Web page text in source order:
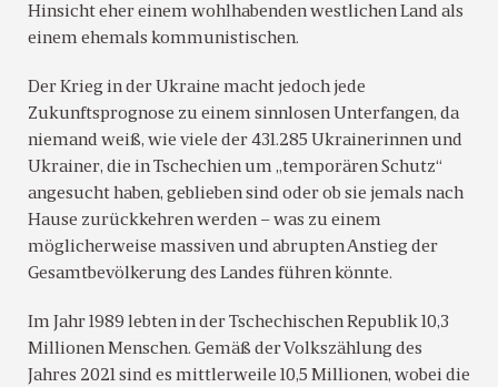
Hinsicht eher einem wohlhabenden westlichen Land als
einem ehemals kommunistischen.
Der Krieg in der Ukraine macht jedoch jede
Zukunftsprognose zu einem sinnlosen Unterfangen, da
niemand weiß, wie viele der 431.285 Ukrainerinnen und
Ukrainer, die in Tschechien um „temporären Schutz“
angesucht haben, geblieben sind oder ob sie jemals nach
Hause zurückkehren werden – was zu einem
möglicherweise massiven und abrupten Anstieg der
Gesamtbevölkerung des Landes führen könnte.
Im Jahr 1989 lebten in der Tschechischen Republik 10,3
Millionen Menschen. Gemäß der Volkszählung des
Jahres 2021 sind es mittlerweile 10,5 Millionen, wobei die